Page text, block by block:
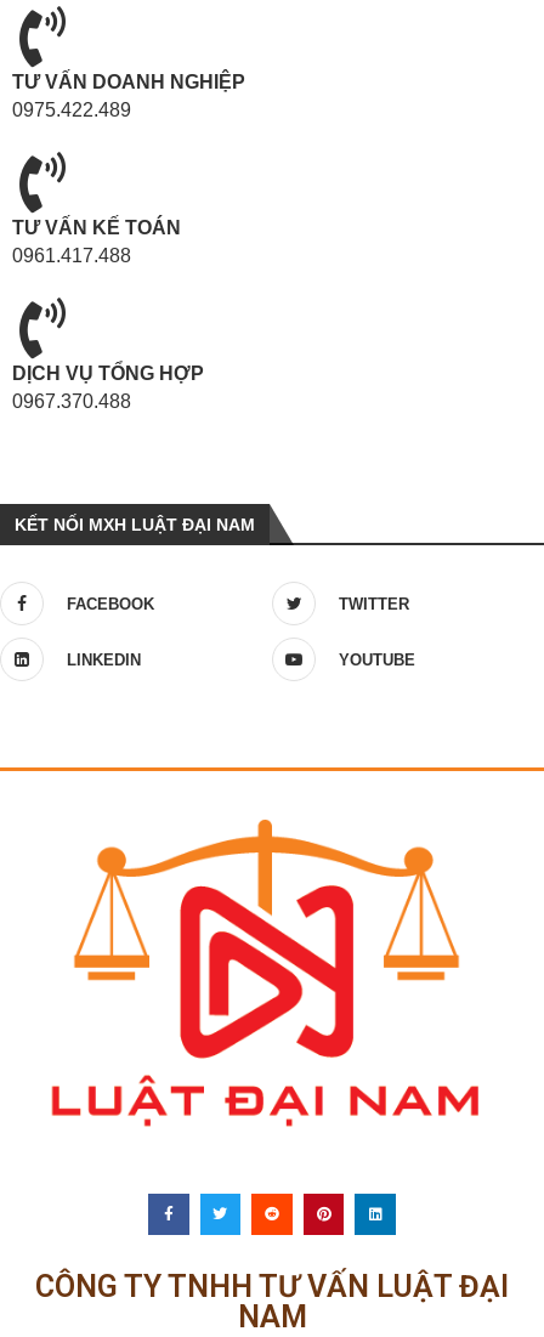
TƯ VẤN DOANH NGHIỆP
0975.422.489
TƯ VẤN KẾ TOÁN
0961.417.488
DỊCH VỤ TỔNG HỢP
0967.370.488
KẾT NỐI MXH LUẬT ĐẠI NAM
FACEBOOK TWITTER
LINKEDIN YOUTUBE
CÔNG TY TNHH TƯ VẤN LUẬT ĐẠI
NAM